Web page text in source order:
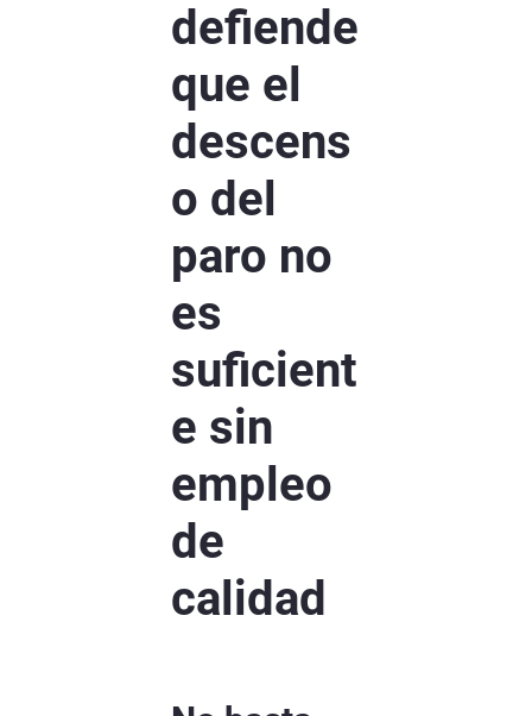
defiende
que el
descens
o del
paro no
es
suficient
e sin
empleo
de
calidad